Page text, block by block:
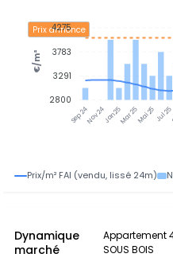
Sep 24Nov 24Jan 25Mar 25Mai 25Jul 25
Prix annonce
4275
3783
3291
2800
€/m²
Prix/m² FAI (vendu, lissé 24m)
Dynamique
marché
Appartement
SOUS BOIS